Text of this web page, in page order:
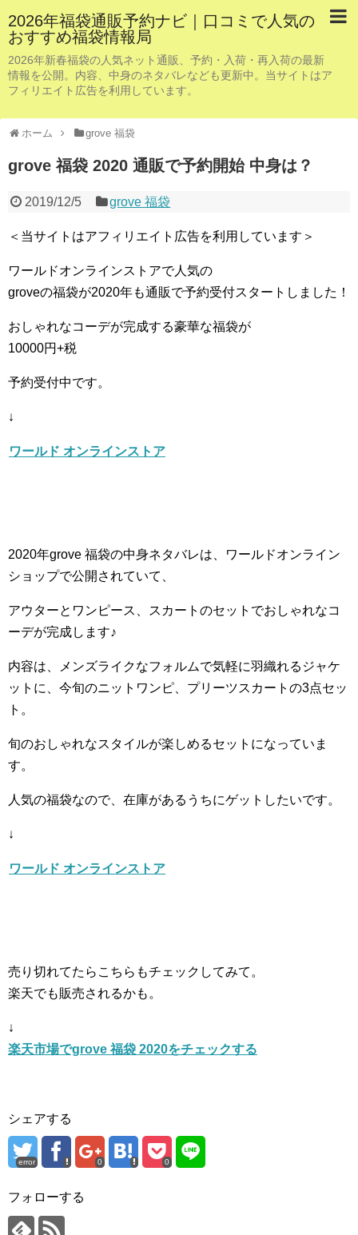
2026年福袋通販予約ナビ｜口コミで人気の
おすすめ福袋情報局
2026年新春福袋の人気ネット通販、予約・入荷・再入荷の最新
情報を公開。内容、中身のネタバレなども更新中。当サイトはア
フィリエイト広告を利用しています。
ホーム grove 福袋
grove 福袋 2020 通販で予約開始 中身は？
2019/12/5 grove 福袋
＜当サイトはアフィリエイト広告を利用しています＞
ワールドオンラインストアで人気の
groveの福袋が2020年も通販で予約受付スタートしました！
おしゃれなコーデが完成する豪華な福袋が
10000円+税
予約受付中です。
↓
ワールド オンラインストア
2020年grove 福袋の中身ネタバレは、ワールドオンライン
ショップで公開されていて、
アウターとワンピース、スカートのセットでおしゃれなコ
ーデが完成します♪
内容は、メンズライクなフォルムで気軽に羽織れるジャケ
ットに、今旬のニットワンピ、プリーツスカートの3点セッ
ト。
旬のおしゃれなスタイルが楽しめるセットになっていま
す。
人気の福袋なので、在庫があるうちにゲットしたいです。
↓
ワールド オンラインストア
売り切れてたらこちらもチェックしてみて。
楽天でも販売されるかも。
↓
楽天市場でgrove 福袋 2020をチェックする
シェアする
error 0 0
フォローする